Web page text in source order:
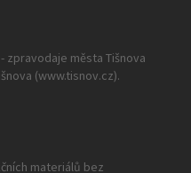
zpravodaje města Tišnova
(www.tisnov.cz).
materiálů bez